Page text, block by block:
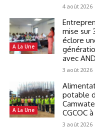
4 août 2026
A La Une
mise sur
éclore
avec
3 août 2026
A La Une
potable
CGCOC
3 août 2026